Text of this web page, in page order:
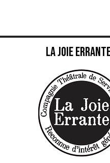
La joie